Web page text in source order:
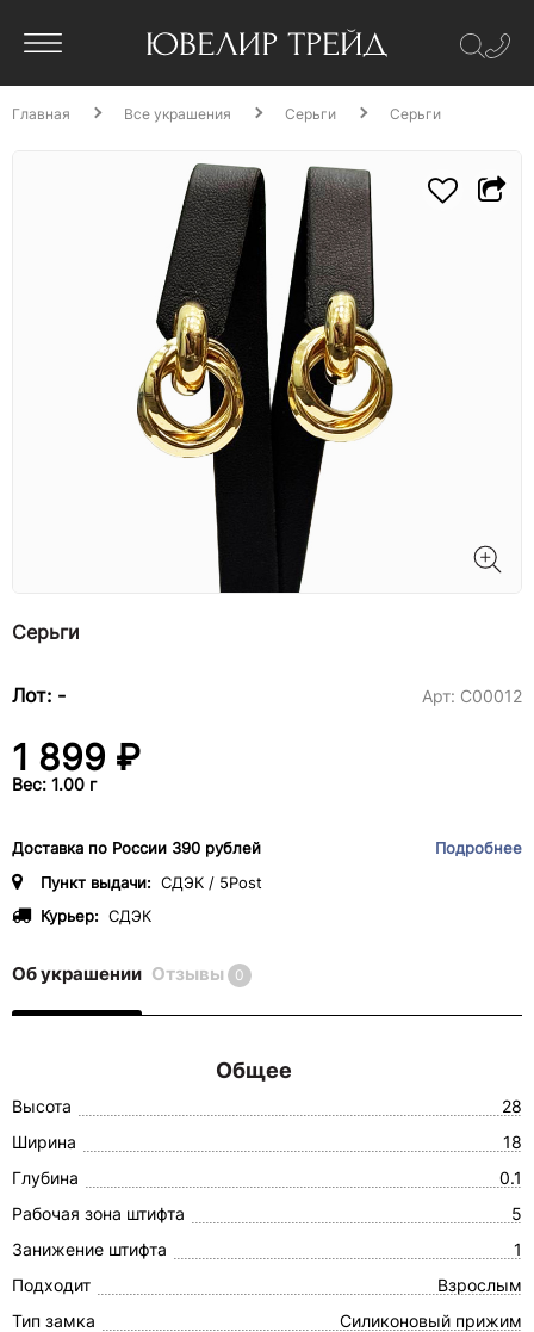
Главная Все украшения Серьги Серьги
Серьги
Лот: - Арт: С00012
1 899 ₽
Вес: 1.00 г
Доставка по России 390 рублей
Подробнее
Пункт выдачи: СДЭК / 5Post
Курьер: СДЭК
Об украшении Отзывы 0
Общее
Высота
28
Ширина
18
Глубина
0.1
Рабочая зона штифта
5
Занижение штифта
1
Подходит
Взрослым
Тип замка
Силиконовый прижим